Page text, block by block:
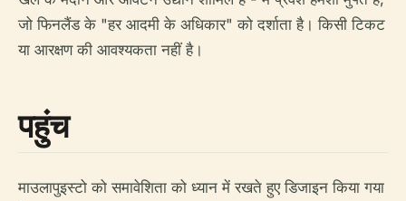
जो फिनलैंड के "हर आदमी के अधिकार" को दर्शाता है। किसी टिकट
या आरक्षण की आवश्यकता नहीं है।
पहुंच
माउलापुइस्टो को समावेशिता को ध्यान में रखते हुए डिजाइन किया गया